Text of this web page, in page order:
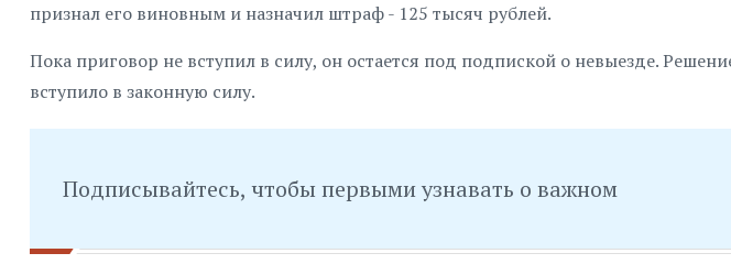
признал его виновным и назначил штраф - 125 тысяч рублей.
Пока приговор не вступил в силу, он остается под подпиской о невыезде.
вступило в законную силу.
Подписывайтесь, чтобы первыми узнавать о важном